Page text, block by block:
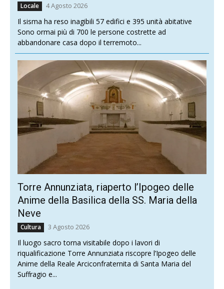
Locale 4 Agosto 2026
Il sisma ha reso inagibili 57 edifici e 395 unità abitative
Sono ormai più di 700 le persone costrette ad
abbandonare casa dopo il terremoto...
Torre Annunziata, riaperto l’Ipogeo delle
Anime della Basilica della SS. Maria della
Neve
Cultura 3 Agosto 2026
Il luogo sacro torna visitabile dopo i lavori di
riqualificazione Torre Annunziata riscopre l’Ipogeo delle
Anime della Reale Arciconfraternita di Santa Maria del
Suffragio e...